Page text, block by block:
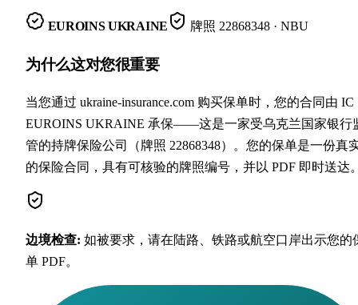
EUROINS UKRAINE 牌照 22868348· NBU
为什么这对您很重要
当您通过 ukraine-insurance.com 购买保单时，您的合同由 IC
EUROINS UKRAINE 承保——这是一家受乌克兰国家银行
管的持牌保险公司（牌照 22868348）。您的保单是一份真
的保险合同，具有可核验的牌照编号，并以 PDF 即时送达
边境检查: 如被要求，请在陆路、铁路或航空口岸出示您的
单 PDF。